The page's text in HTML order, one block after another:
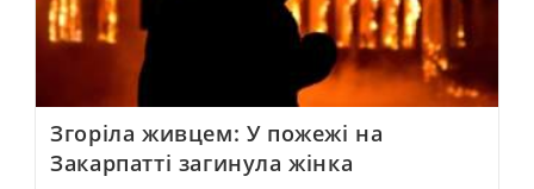
Згоріла живцем: У пожежі на
Закарпатті загинула жінка